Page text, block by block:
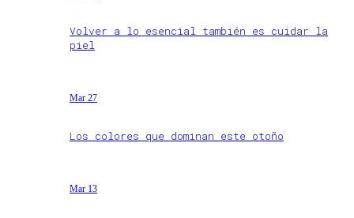
Volver a lo esencial también es cuidar la
piel
Mar 27
Los colores que dominan este otoño
Mar 13